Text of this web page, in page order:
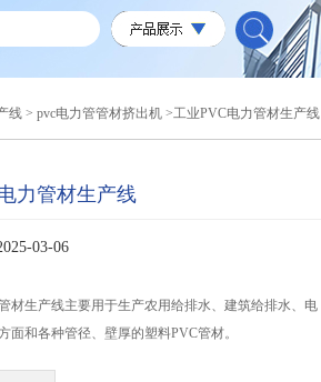
线 > pvc电力管管材挤出机 >工业PVC电力管材生产线
力管材生产线
03-06
材生产线主要用于生产农用给排水、建筑给排水、电
面和各种管径、壁厚的塑料PVC管材。